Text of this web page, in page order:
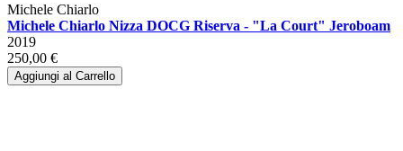
Michele Chiarlo
Michele Chiarlo Nizza DOCG Riserva - "La Court" Jeroboam
2019
250,00 €
Aggiungi al Carrello